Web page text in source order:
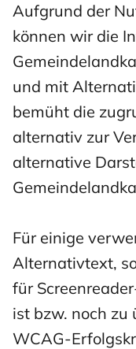
Aufgrund der
können wir die
und mit
bemüht die
alternativ zur
alternative
Für einige
Alternativtext,
für
ist bzw. noch zu
WCAG-